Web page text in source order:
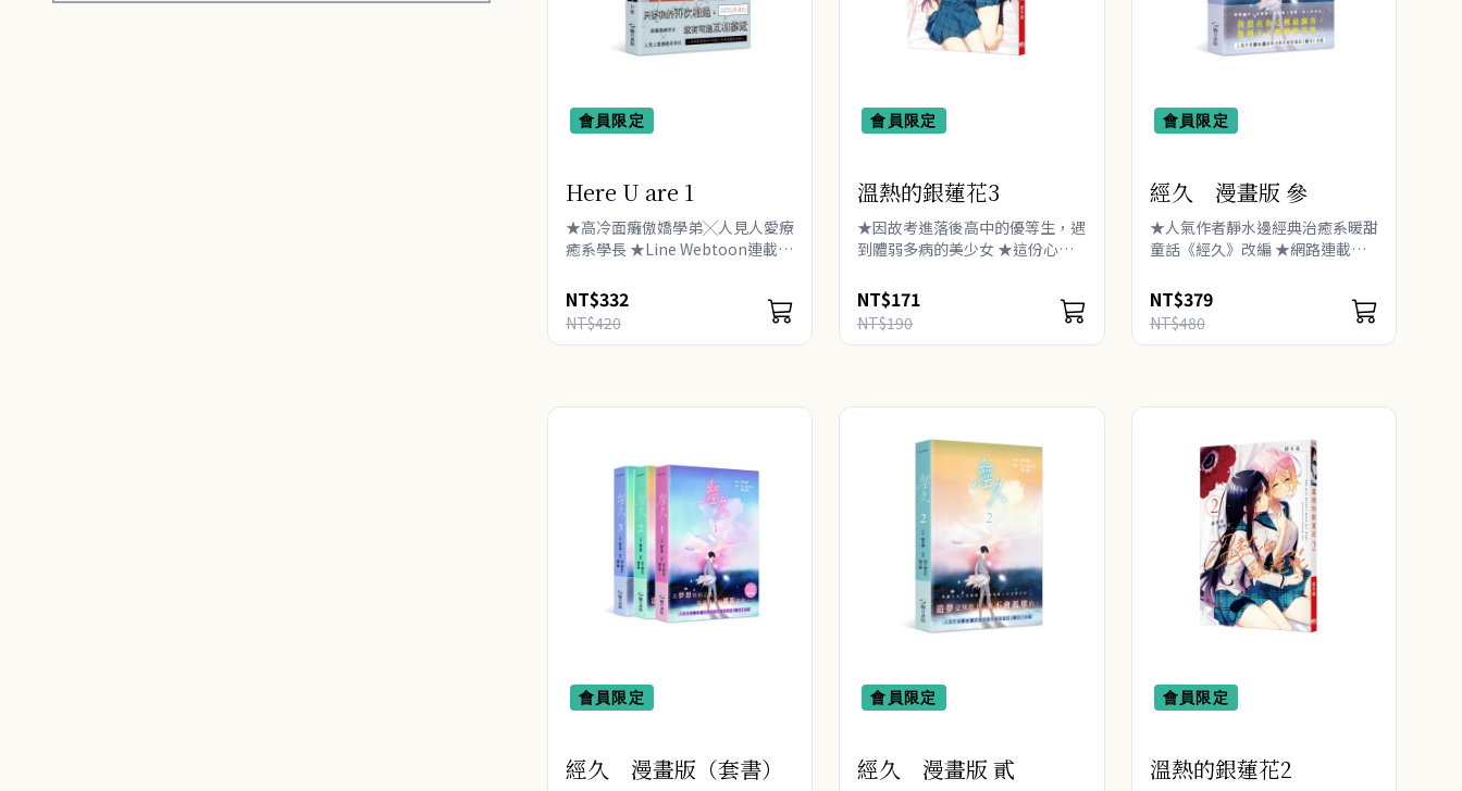
會員限定
Here U are 1
★高冷面癱傲嬌學弟╳人見人愛療
癒系學長 ★Line Webtoon連載評
獻上可愛溫馨的校園BL漫畫 ★只
要我們再次相遇，就有可能互相靠
近！ ★明明覺得他是個沒禮..
NT$332
NT$420
會員限定
溫熱的銀蓮花3
★因故考進落後高中的優等生，遇
到體弱多病的美少女 ★這份心
令人怦然心動的校園百合物語 凪
紗終於能對茉白說出「喜歡」兩個
字，..
NT$171
NT$190
會員限定
經久 漫畫版 參
★人氣作者靜水邊經典治癒系暖甜
童話《經久》改編 ★網路連載人
舞少年的動人青春，第一季完結！
★我想在你心裡最厲害，像個天下
無敵的英雄。 我希望你..
NT$379
NT$480
會員限定
經久 漫畫版（套書）
會員限定
經久 漫畫版 貳
會員限定
溫熱的銀蓮花2